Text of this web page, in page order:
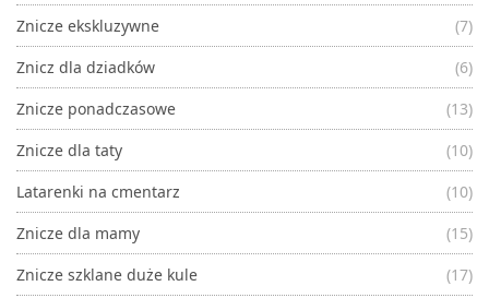
Znicze ekskluzywne
(7)
Znicz dla dziadków
(6)
Znicze ponadczasowe
(13)
Znicze dla taty
(10)
Latarenki na cmentarz
(10)
Znicze dla mamy
(15)
Znicze szklane duże kule
(17)